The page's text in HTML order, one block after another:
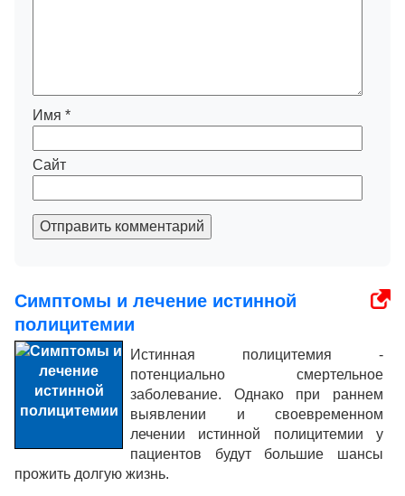
Имя *
Сайт
Отправить комментарий
Симптомы и лечение истинной
полицитемии
Истинная полицитемия -
потенциально смертельное
заболевание. Однако при раннем
выявлении и своевременном
лечении истинной полицитемии у
пациентов будут большие шансы
прожить долгую жизнь.